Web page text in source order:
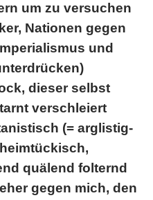
um zu versuchen
Nationen gegen
und
dieser selbst
verschleiert
(= arglistig-
quälend folternd
gegen mich, den